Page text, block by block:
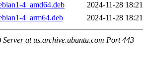
4_amd64.deb
2024-11-28 18:21
4_arm64.deb
2024-11-28 18:21
at us.archive.ubuntu.com Port 443